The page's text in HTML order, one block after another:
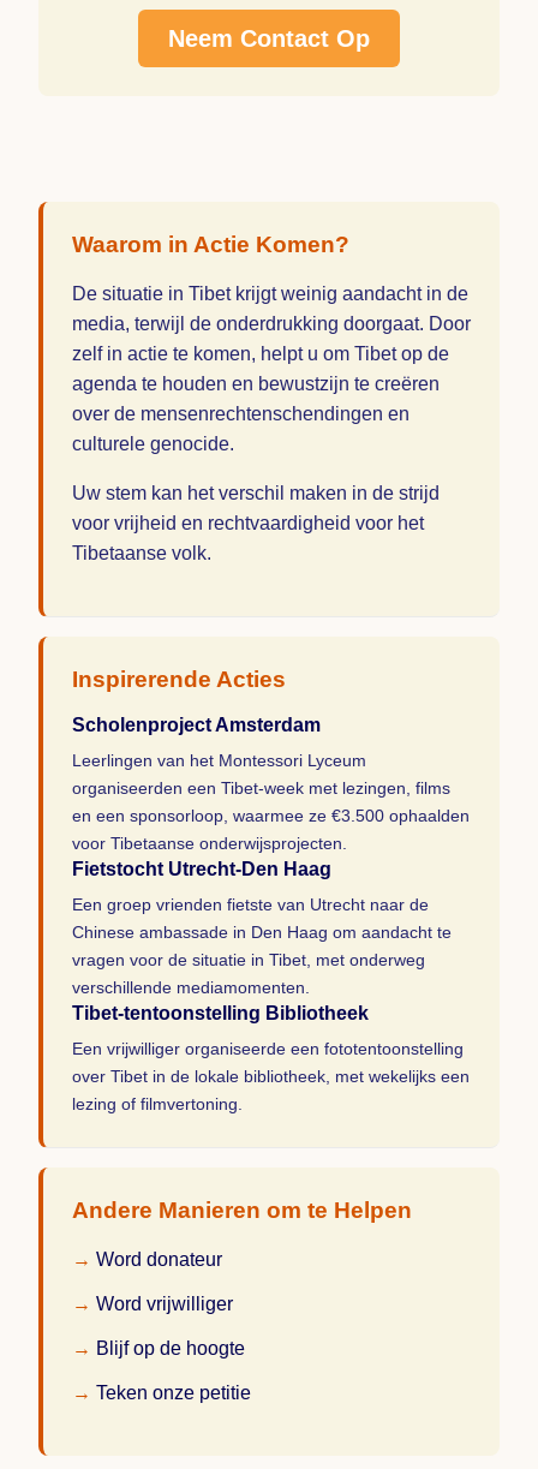
Neem Contact Op
Waarom in Actie Komen?
De situatie in Tibet krijgt weinig aandacht in de
media, terwijl de onderdrukking doorgaat. Door
zelf in actie te komen, helpt u om Tibet op de
agenda te houden en bewustzijn te creëren
over de mensenrechtenschendingen en
culturele genocide.
Uw stem kan het verschil maken in de strijd
voor vrijheid en rechtvaardigheid voor het
Tibetaanse volk.
Inspirerende Acties
Scholenproject Amsterdam
Leerlingen van het Montessori Lyceum
organiseerden een Tibet-week met lezingen, films
en een sponsorloop, waarmee ze €3.500 ophaalden
voor Tibetaanse onderwijsprojecten.
Fietstocht Utrecht-Den Haag
Een groep vrienden fietste van Utrecht naar de
Chinese ambassade in Den Haag om aandacht te
vragen voor de situatie in Tibet, met onderweg
verschillende mediamomenten.
Tibet-tentoonstelling Bibliotheek
Een vrijwilliger organiseerde een fototentoonstelling
over Tibet in de lokale bibliotheek, met wekelijks een
lezing of filmvertoning.
Andere Manieren om te Helpen
Word donateur
Word vrijwilliger
Blijf op de hoogte
Teken onze petitie